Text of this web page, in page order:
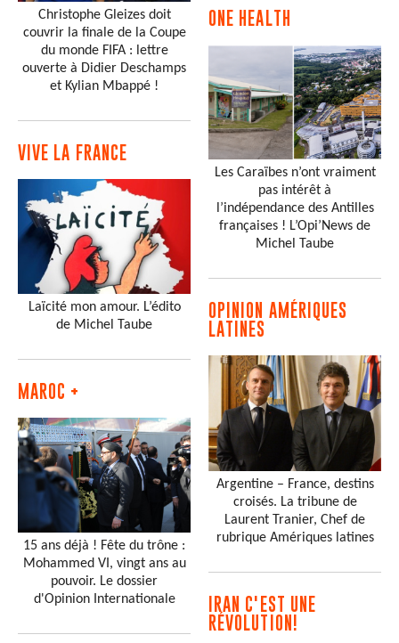
Christophe Gleizes doit
couvrir la finale de la Coupe
du monde FIFA : lettre
ouverte à Didier Deschamps
et Kylian Mbappé !
VIVE LA FRANCE
Laïcité mon amour. L’édito
de Michel Taube
MAROC +
15 ans déjà ! Fête du trône :
Mohammed VI, vingt ans au
pouvoir. Le dossier
d'Opinion Internationale
ONE HEALTH
Les Caraïbes n’ont vraiment
pas intérêt à
l’indépendance des Antilles
françaises ! L’Opi’News de
Michel Taube
OPINION AMÉRIQUES
LATINES
Argentine – France, destins
croisés. La tribune de
Laurent Tranier, Chef de
rubrique Amériques latines
IRAN C'EST UNE
RÉVOLUTION!